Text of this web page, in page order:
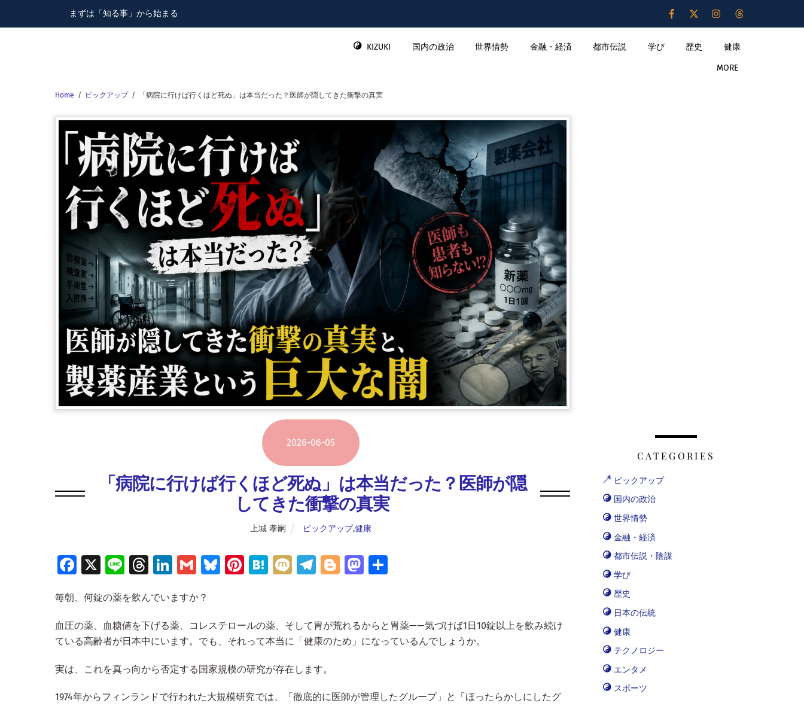
まずは「知る事」から始まる
KIZUKI 国内の政治 世界情勢 金融・経済 都市伝説 学び 歴史 健康
MORE
Home / ピックアップ / 「病院に行けば行くほど死ぬ」は本当だった？医師が隠してきた衝撃の真実
2026-06-05
「病院に行けば行くほど死ぬ」は本当だった？医師が隠
してきた衝撃の真実
上城 孝嗣 ピックアップ,健康
Fa
b
o
o
X
Li
e
T
e
a
d
s
Li
k
e
dI
n
G
ai
l
Bl
ky
Pi
es
t
H
n
a
M
Te
a
m
Bl
g
er
M
d
o
毎朝、何錠の薬を飲んでいますか？
血圧の薬、血糖値を下げる薬、コレステロールの薬、そして胃が荒れるからと胃薬——気づけば1日10錠以上を飲み続け
ている高齢者が日本中にいます。でも、それって本当に「健康のため」になっているんでしょうか。
実は、これを真っ向から否定する国家規模の研究が存在します。
1974年からフィンランドで行われた大規模研究では、「徹底的に医師が管理したグループ」と「ほったらかしにしたグ
CATEGORIES
ピックアップ
国内の政治
世界情勢
金融・経済
都市伝説・陰謀
学び
歴史
日本の伝統
健康
テクノロジー
エンタメ
スポーツ